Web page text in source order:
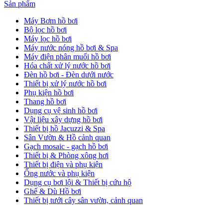
Sản phẩm
Máy Bơm hồ bơi
Bộ lọc hồ bơi
Máy lọc hồ bơi
Máy nước nóng hồ bơi & Spa
Máy điện phân muối hồ bơi
Hóa chất xử lý nước hồ bơi
Đèn hồ bơi - Đèn dưới nước
Thiết bị xử lý nước hồ bơi
Phụ kiện hồ bơi
Thang hồ bơi
Dụng cụ vệ sinh hồ bơi
Vật liệu xây dựng hồ bơi
Thiết bị hồ Jacuzzi & Spa
Sân Vườn & Hồ cảnh quan
Gạch mosaic - gạch hồ bơi
Thiết bị & Phòng xông hơi
Thiết bị điện và phụ kiện
Ống nước và phụ kiện
Dụng cụ bơi lội & Thiết bị cứu hộ
Ghế & Dù Hồ bơi
Thiết bị tưới cây sân vườn, cảnh quan